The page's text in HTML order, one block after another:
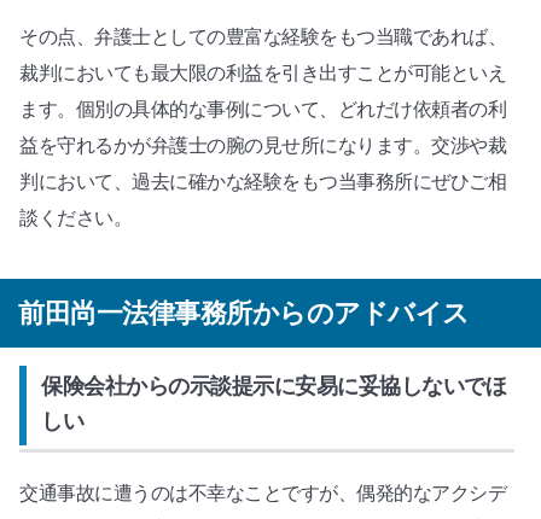
その点、弁護士としての豊富な経験をもつ当職であれば、
裁判においても最大限の利益を引き出すことが可能といえ
ます。個別の具体的な事例について、どれだけ依頼者の利
益を守れるかが弁護士の腕の見せ所になります。交渉や裁
判において、過去に確かな経験をもつ当事務所にぜひご相
談ください。
前田尚一法律事務所からのアドバイス
保険会社からの示談提示に安易に妥協しないでほ
しい
交通事故に遭うのは不幸なことですが、偶発的なアクシデ